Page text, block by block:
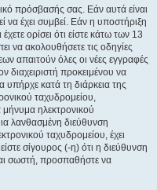
πρόσβασής σας. Εάν αυτά είναι
έχει συμβεί. Εάν η υποστήριξη
ορίσει ότι είστε κάτω των 13
να ακολουθήσετε τις οδηγίες
απαιτούν όλες οι νέες εγγραφές
διαχειριστή προκειμένου να
υπήρχε κατά τη διάρκεια της
ταχυδρομείου,
μήνυμα ηλεκτρονικού
λανθασμένη διεύθυνση
ταχυδρομείου, έχει
σίγουρος (-η) ότι η διεύθυνση
σωστή, προσπαθήστε να